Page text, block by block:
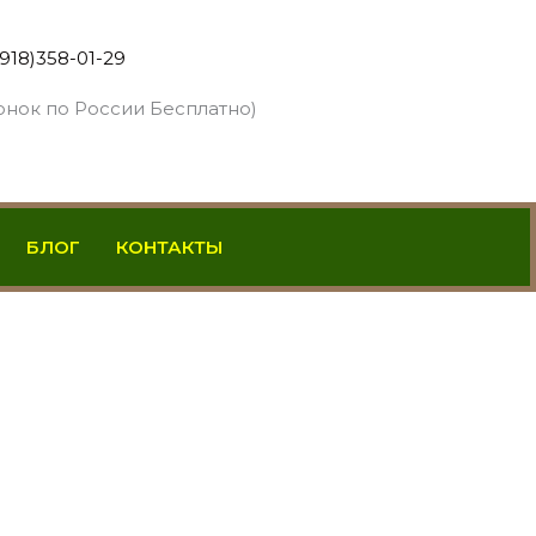
01-29
по России Бесплатно)
БЛОГ КОНТАКТЫ